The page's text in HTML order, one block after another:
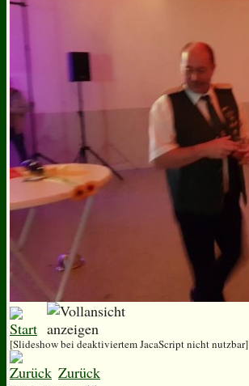
[Slideshow bei deaktiviertem JacaScript nicht nutzbar]
Zurück